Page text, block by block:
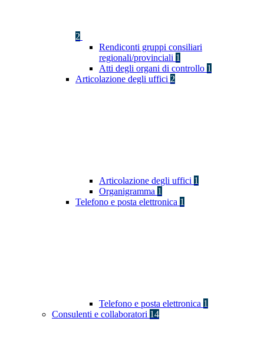
2
Rendiconti gruppi consiliari
regionali/provinciali 1
Atti degli organi di controllo 1
Articolazione degli uffici 2
Articolazione degli uffici 1
Organigramma 1
Telefono e posta elettronica 1
Telefono e posta elettronica 1
Consulenti e collaboratori 14